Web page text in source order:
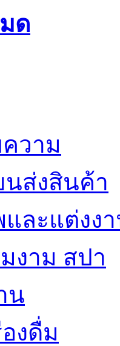
ด
วาม
ส่งสินค้า
ละแต่งง
งาม สปา
น
งดื่ม